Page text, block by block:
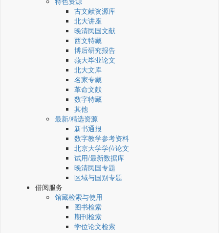
古文献资源库
北大讲座
晚清民国文献
西文特藏
博后研究报告
燕大毕业论文
北大文库
名家专藏
革命文献
数字特藏
其他
最新/精选资源
新书通报
数字教学参考资料
北京大学学位论文
试用/最新数据库
晚清民国专题
区域与国别专题
借阅服务
馆藏检索与使用
图书检索
期刊检索
学位论文检索